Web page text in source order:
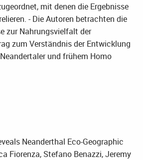
mit denen die Ergebnisse
- Die Autoren betrachten die
zur Nahrungsvielfalt der
zum Verständnis der Entwicklung
und frühem Homo
Neanderthal Eco-Geographic
Fiorenza, Stefano Benazzi, Jeremy